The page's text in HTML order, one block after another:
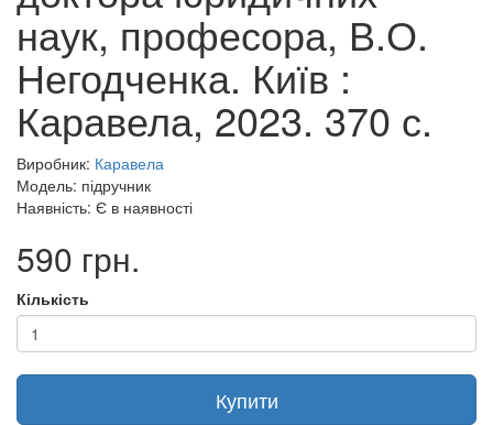
наук, професора, В.О.
Негодченка. Київ :
Каравела, 2023. 370 с.
Виробник: Каравела
Модель: підручник
Наявність: Є в наявності
590 грн.
Кількість
Купити